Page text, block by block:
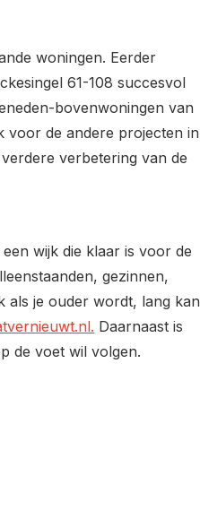
woningen. Eerder
61-108 succesvol
bovenwoningen van
voor de andere projecten in
verbetering van de
wijk die klaar is voor de
gezinnen,
als je ouder wordt, lang kan
Daarnaast is
de voet wil volgen.